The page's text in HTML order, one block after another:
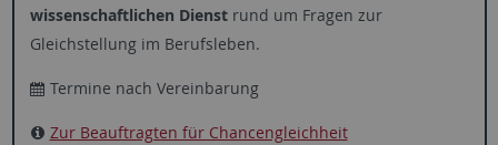
wissenschaftlichen Dienstrund um Fragen zur
Gleichstellung im Berufsleben.
Termine nach Vereinbarung
Zur Beauftragten für Chancengleichheit